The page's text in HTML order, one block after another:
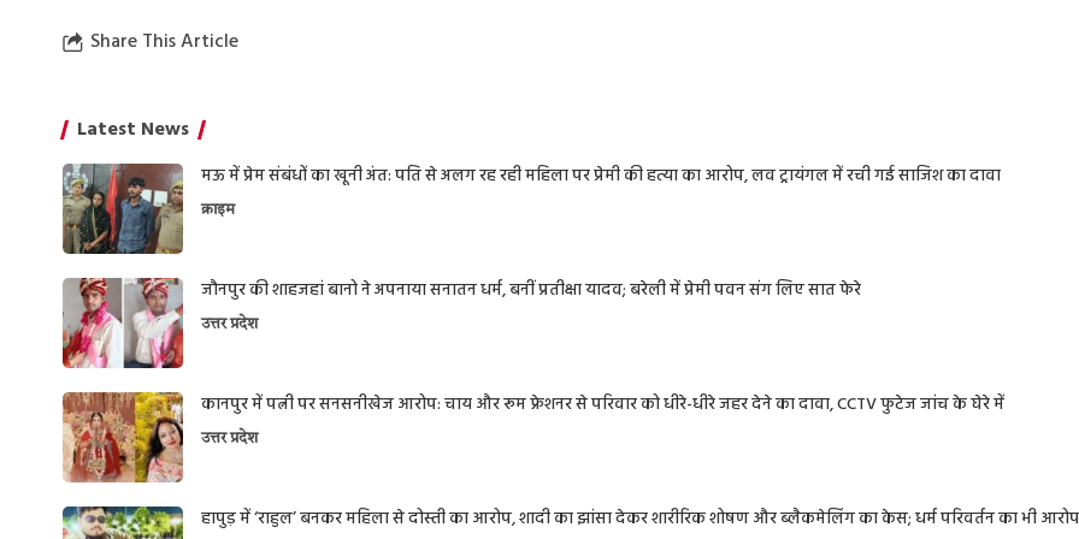
Share This Article
Latest News
मऊ में प्रेम संबंधों का खूनी अंत: पति से अलग रह रही महिला पर प्रेमी की हत्या का आरोप, लव ट्रायंगल में रची गई साजिश का दावा
क्राइम
जौनपुर की शाहजहां बानो ने अपनाया सनातन धर्म, बनीं प्रतीक्षा यादव; बरेली में प्रेमी पवन संग लिए सात फेरे
उत्तर प्रदेश
कानपुर में पत्नी पर सनसनीखेज आरोप: चाय और रूम फ्रेशनर से परिवार को धीरे-धीरे जहर देने का दावा, CCTV फुटेज जांच के घेरे में
उत्तर प्रदेश
हापुड़ में ‘राहुल’ बनकर महिला से दोस्ती का आरोप, शादी का झांसा देकर शारीरिक शोषण और ब्लैकमेलिंग का केस; धर्म परिवर्तन का भी आरोप